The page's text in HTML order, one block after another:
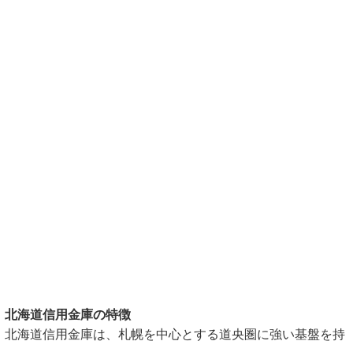
北海道信用金庫の特徴
北海道信用金庫は、札幌を中心とする道央圏に強い基盤を持